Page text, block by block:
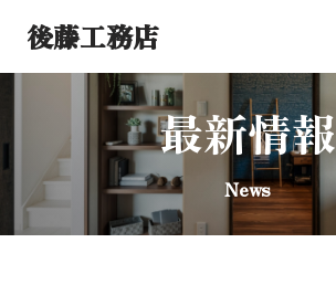
ス
後藤工務店
最新情報
News